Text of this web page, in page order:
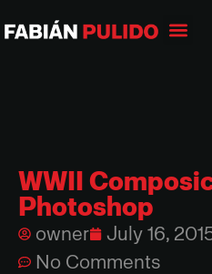
WWII
Photoshop
owner July 16,
No Comments